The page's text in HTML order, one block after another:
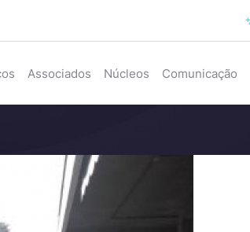
Associados Núcleos Comunicação